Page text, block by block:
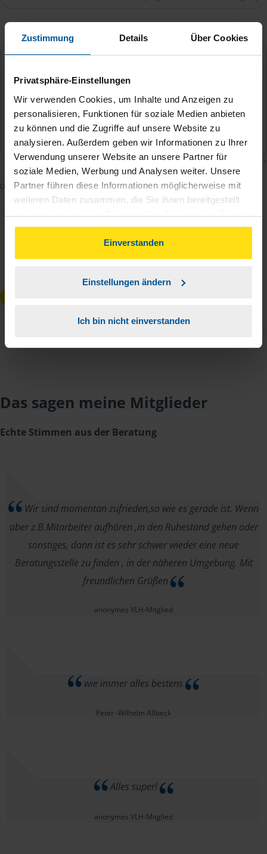
Zustimmung Details Über Cookies
Privatsphäre-Einstellungen
Wir verwenden Cookies, um Inhalte und Anzeigen zu
personalisieren, Funktionen für soziale Medien anbieten
zu können und die Zugriffe auf unsere Website zu
analysieren. Außerdem geben wir Informationen zu Ihrer
Verwendung unserer Website an unsere Partner für
soziale Medien, Werbung und Analysen weiter. Unsere
Partner führen diese Informationen möglicherweise mit
weiteren Daten zusammen, die Sie ihnen bereitgestellt
haben oder die sie im Rahmen Ihrer Nutzung der Dienste
gesammelt haben. Indem Sie auf Einverstanden klicken,
können Sie der Verwendung von Cookies, gemäß
unserer➔ Datenschutzrichtliniezustimmen.
Einverstanden
Einstellungen ändern
Ich bin nicht einverstanden
Ihre Nachricht an Elisabeth Barkusky
Mit dem Absenden des Kontaktformulars erkläre ich
mich damit einverstanden, dass meine Daten zur
Bearbeitung meines Anliegens sowie zur internen
Das sagen meine Mitglieder
Echte Stimmen aus der Beratung
Wir sind momentan zufrieden,so wie es gerade ist. Wenn
aber z.B.Mitarbeiter aufhören ,in den Ruhestand gehen oder
sonstiges, dann ist es sehr schwer wieder eine neue
Beratungsstelle zu finden , in der näheren Umgebung. Mit
freundlichen Grüßen
anonymes VLH-Mitglied
wie immer alles bestens
Peter -Wilhelm Aßbeck
Alles super!
anonymes VLH-Mitglied